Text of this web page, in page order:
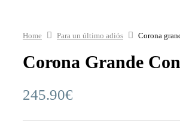
Home Para un último adiós Corona
Corona Grande
245.90€